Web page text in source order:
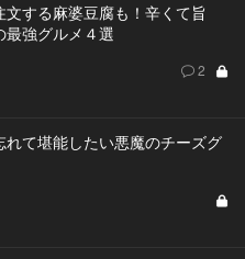
文する麻婆豆腐も！辛くて旨
最強グルメ４選
2
れて堪能したい悪魔のチーズグ